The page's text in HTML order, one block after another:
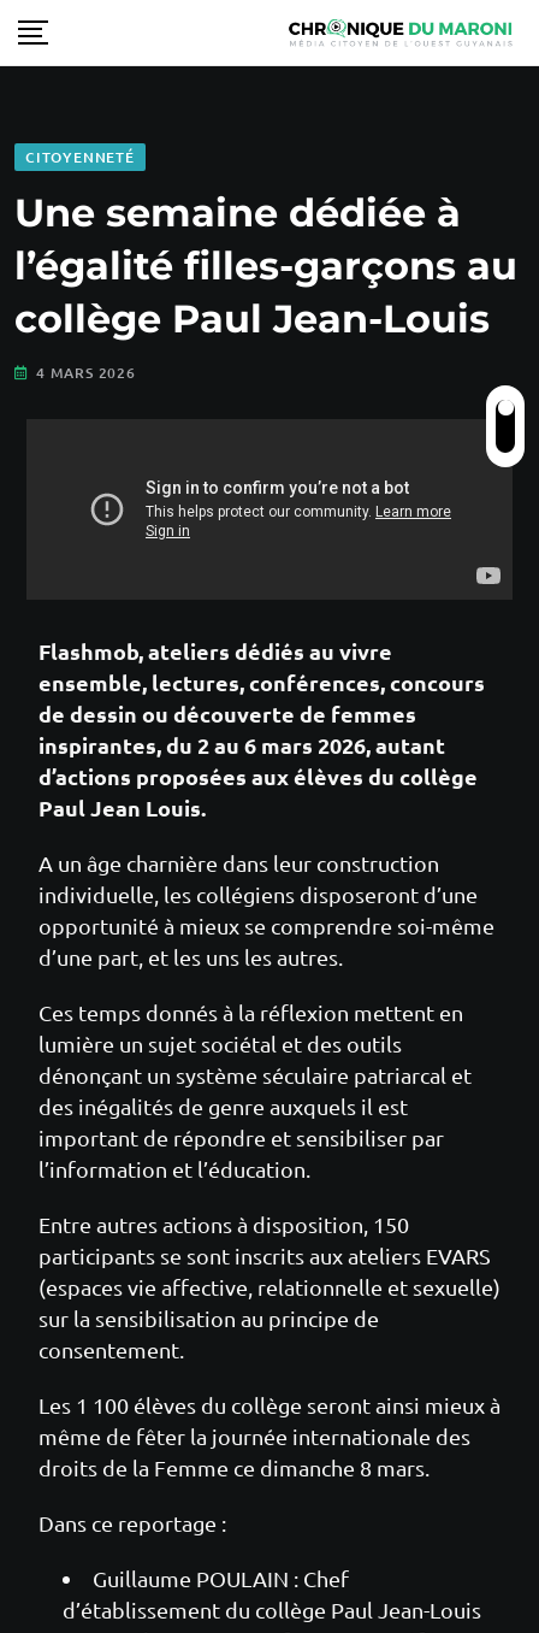
CITOYENNETÉ
Une semaine dédiée à
l’égalité filles-garçons au
collège Paul Jean-Louis
4 MARS 2026
Flashmob, ateliers dédiés au vivre
ensemble, lectures, conférences, concours
de dessin ou découverte de femmes
inspirantes, du 2 au 6 mars 2026, autant
d’actions proposées aux élèves du collège
Paul Jean Louis.
A un âge charnière dans leur construction
individuelle, les collégiens disposeront d’une
opportunité à mieux se comprendre soi-même
d’une part, et les uns les autres.
Ces temps donnés à la réflexion mettent en
lumière un sujet sociétal et des outils
dénonçant un système séculaire patriarcal et
des inégalités de genre auxquels il est
important de répondre et sensibiliser par
l’information et l’éducation.
Entre autres actions à disposition, 150
participants se sont inscrits aux ateliers EVARS
(espaces vie affective, relationnelle et sexuelle)
sur la sensibilisation au principe de
consentement.
Les 1 100 élèves du collège seront ainsi mieux à
même de fêter la journée internationale des
droits de la Femme ce dimanche 8 mars.
Dans ce reportage :
Guillaume POULAIN : Chef
d’établissement du collège Paul Jean-Louis